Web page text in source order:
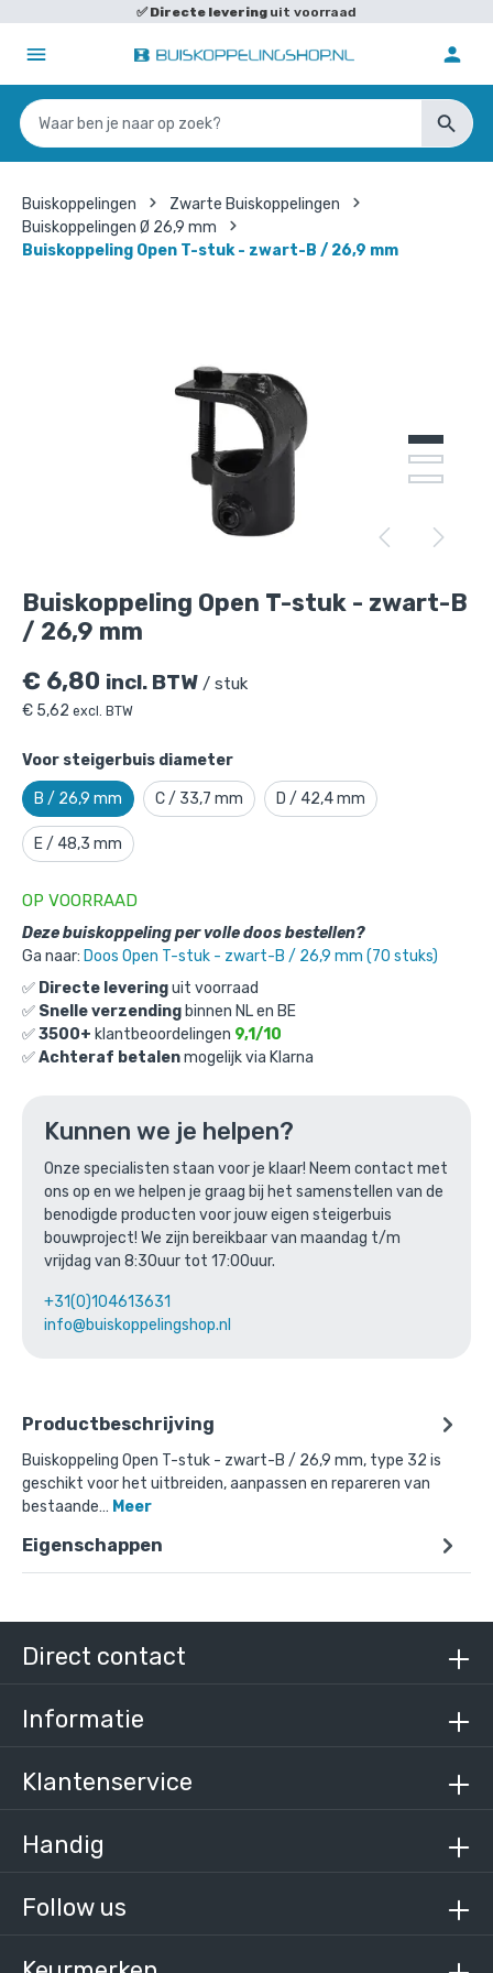
✅Directe levering uit voorraad
Buiskoppelingen
Zwarte Buiskoppelingen
Buiskoppelingen Ø 26,9 mm
Buiskoppeling Open T-stuk - zwart-B / 26,9 mm
Buiskoppeling Open T-stuk - zwart-B
/ 26,9 mm
€ 6,80 incl. BTW / stuk
€ 5,62 excl. BTW
Voor steigerbuis diameter
B / 26,9 mm C / 33,7 mm D / 42,4 mm
E / 48,3 mm
OP VOORRAAD
Deze buiskoppeling per volle doos bestellen?
Ga naar: Doos Open T-stuk - zwart-B / 26,9 mm (70 stuks)
✅ Directe leveringuit voorraad
✅ Snelle verzending binnen NL en BE
✅3500+ klantbeoordelingen 9,1/10
✅Achteraf betalenmogelijk via Klarna
Kunnen we je helpen?
Onze specialisten staan voor je klaar! Neem contact met
ons op en we helpen je graag bij het samenstellen van de
benodigde producten voor jouw eigen steigerbuis
bouwproject! We zijn bereikbaar van maandag t/m
vrijdag van 8:30uur tot 17:00uur.
+31(0)104613631
info@buiskoppelingshop.nl
Productbeschrijving
Buiskoppeling Open T-stuk - zwart-B / 26,9 mm, type 32 is
geschikt voor het uitbreiden, aanpassen en repareren van
bestaande… Meer
Eigenschappen
Buiskoppeling Open T-stuk - zwart-B
/ 26,9 mm
Productnummer: 101032ZWB
€6,80 incl. BTW / stuk
€ 5,62 excl. BTW
Ga naar winkelmandje
Bovenstaande product wordt vaak
gecombineerd met:
Doos Open T-stuk - zwart-B / 26,9 mm (70
stuks)
€ 373,88 excl. BTW
Follow us
Direct contact
Informatie
Klantenservice
Handig